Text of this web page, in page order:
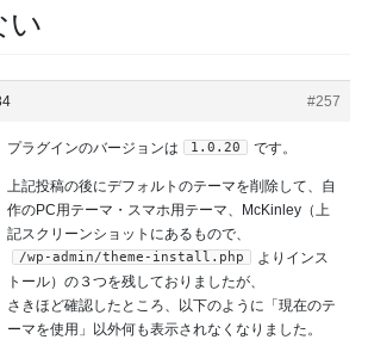
い
#257
プラグインのバージョンは 1.0.20 です。
上記投稿の後にデフォルトのテーマを削除して、自
作のPC用テーマ・スマホ用テーマ、McKinley（上
記スクリーンショットにあるもので、
/wp-admin/theme-install.php
よりインス
トール）の３つを残しておりましたが、
さきほど確認したところ、以下のように「現在のテ
ーマを使用」以外何も表示されなくなりました。